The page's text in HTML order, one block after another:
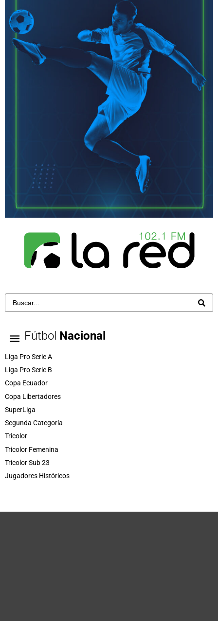
Fútbol Nacional
Liga Pro Serie A
Liga Pro Serie B
Copa Ecuador
Copa Libertadores
SuperLiga
Segunda Categoría
Tricolor
Tricolor Femenina
Tricolor Sub 23
Jugadores Históricos